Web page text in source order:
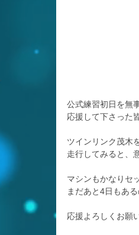
公式練習初日を無
応援して下さった
ツインリンク茂木
走行してみると、
マシンもかなりセ
まだあと4日もあ
応援よろしくお願